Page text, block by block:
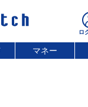
マネー